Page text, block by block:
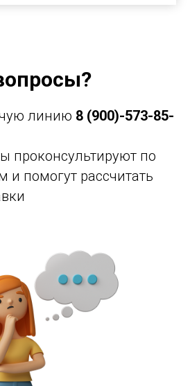
линию 8 (900)-573-85-
проконсультируют по
помогут рассчитать